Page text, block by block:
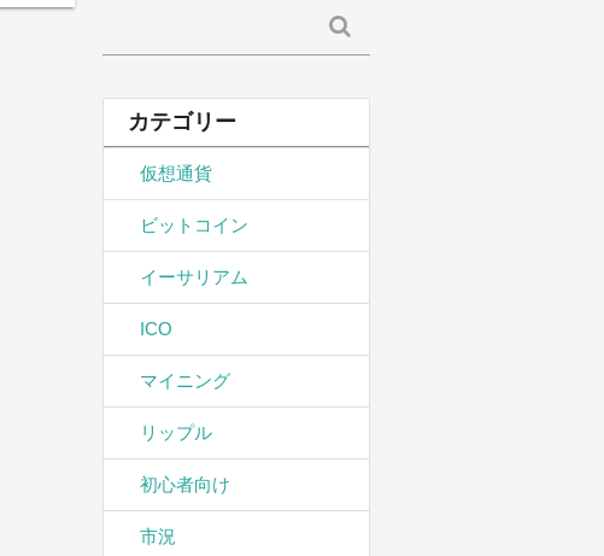
索:
カテゴリー
仮想通貨
ビットコイン
イーサリアム
ICO
マイニング
リップル
初心者向け
市況